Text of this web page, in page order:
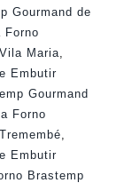
Gourmand de
Forno
Maria
Embutir
Gourmand
Forno
Embutir
Brastemp